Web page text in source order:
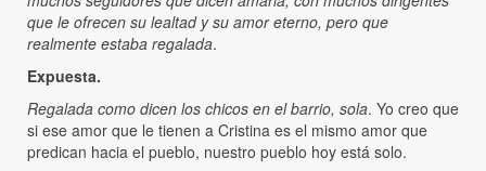
que le ofrecen su lealtad y su amor eterno, pero que
realmente estaba regalada.
Expuesta.
Regalada como dicen los chicos en el barrio, sola. Yo creo que
si ese amor que le tienen a Cristina es el mismo amor que
predican hacia el pueblo, nuestro pueblo hoy está solo.